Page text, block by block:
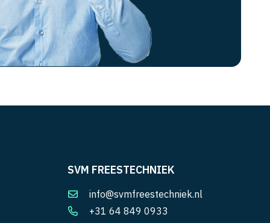
SVM FREESTECHNIEK
info@svmfreestechniek.nl
+31 64 849 0933